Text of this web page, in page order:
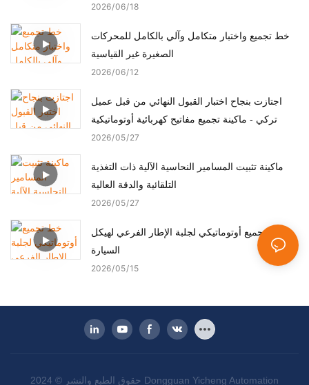
الطبية والمحركات
2026 06 18
خط تجميع واختبار متكامل وآلي بالكامل للمحركات
الصغيرة غير القياسية
2026 06 12
اجتازت بنجاح اختبار القبول النهائي من قبل عميل
تركي - ماكينة تجميع مفاتيح كهربائية أوتوماتيكية
2026 05 27
ماكينة تثبيت المسامير النحاسية الآلية ذات التغذية
التلقائية والدقة العالية
2026 05 27
خط تجميع أوتوماتيكي لجلبة الإطار الفرعي لهيكل
السيارة
2026 05 15
حقوق الطبع والنشر © 2024 Dongguan Yicheng Automation